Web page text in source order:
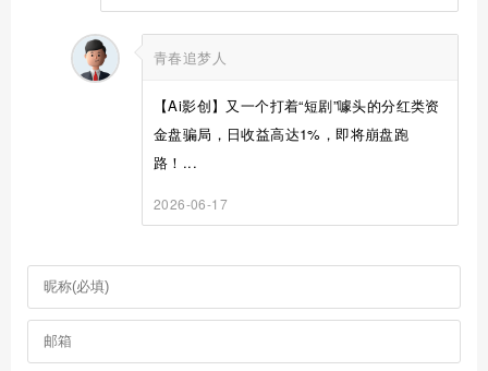
青春追梦人
【Ai影创】又一个打着“短剧”噱头的分红类资
金盘骗局，日收益高达1%，即将崩盘跑
路！...
2026-06-17